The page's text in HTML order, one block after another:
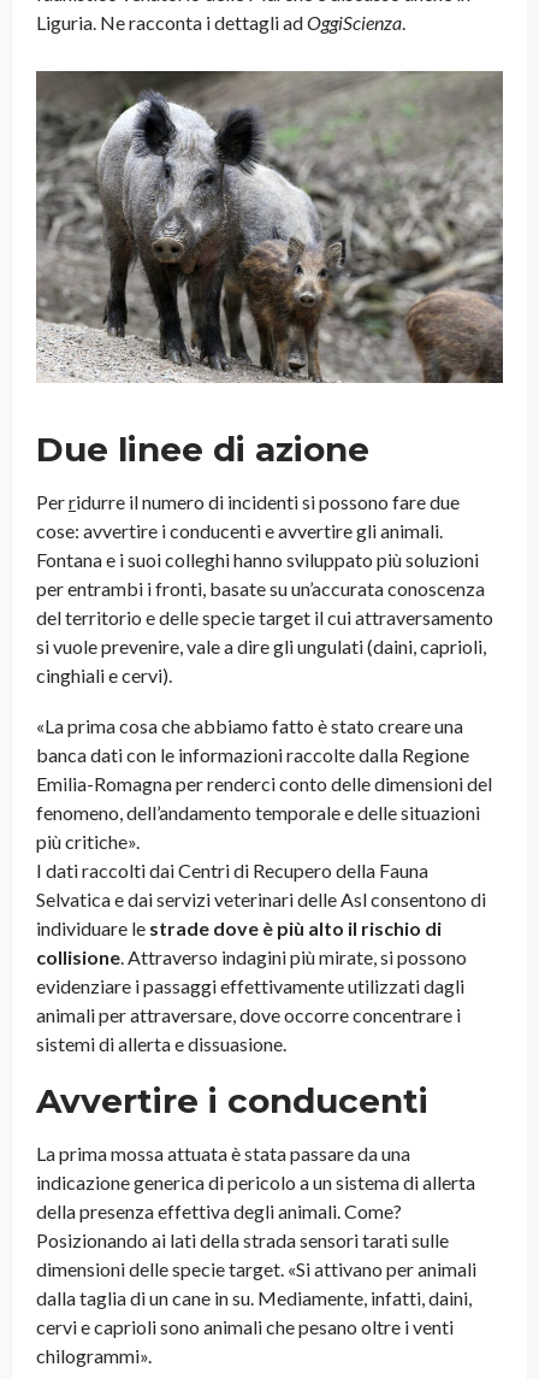
Liguria. Ne racconta i dettagli adOggiScienza.
Due linee di azione
Perridurre il numero di incidenti si possono fare due
cose: avvertire i conducenti e avvertire gli animali.
Fontana e i suoi colleghi hanno sviluppato più soluzioni
per entrambi i fronti, basate su un’accurata conoscenza
del territorio e delle specie target il cui attraversamento
si vuole prevenire, vale a dire gli ungulati (daini, caprioli,
cinghiali e cervi).
«La prima cosa che abbiamo fatto è stato creare una
banca dati con le informazioni raccolte dalla Regione
Emilia-Romagna per renderci conto delle dimensioni del
fenomeno, dell’andamento temporale e delle situazioni
più critiche».
I dati raccolti dai Centri di Recupero della Fauna
Selvatica e dai servizi veterinari delle Asl consentono di
individuare le strade dove è più alto il rischio di
collisione. Attraverso indagini più mirate, si possono
evidenziare i passaggi effettivamente utilizzati dagli
animali per attraversare, dove occorre concentrare i
sistemi di allerta e dissuasione.
Avvertire i conducenti
La prima mossa attuata è stata passare da una
indicazione generica di pericolo a un sistema di allerta
della presenza effettiva degli animali. Come?
Posizionando ai lati della strada sensori tarati sulle
dimensioni delle specie target. «Si attivano per animali
dalla taglia di un cane in su. Mediamente, infatti, daini,
cervi e caprioli sono animali che pesano oltre i venti
chilogrammi».